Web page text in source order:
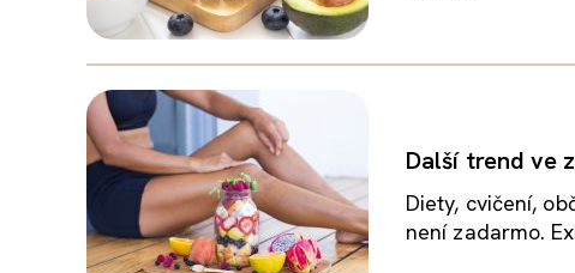
Další trend ve
Diety, cvičení,
není zadarmo.